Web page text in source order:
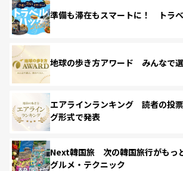
準備も滞在もスマートに！ トラ
地球の歩き方アワード みんなで選
エアラインランキング 読者の投
グ形式で発表
Next韓国旅 次の韓国旅行がもっ
グルメ・テクニック